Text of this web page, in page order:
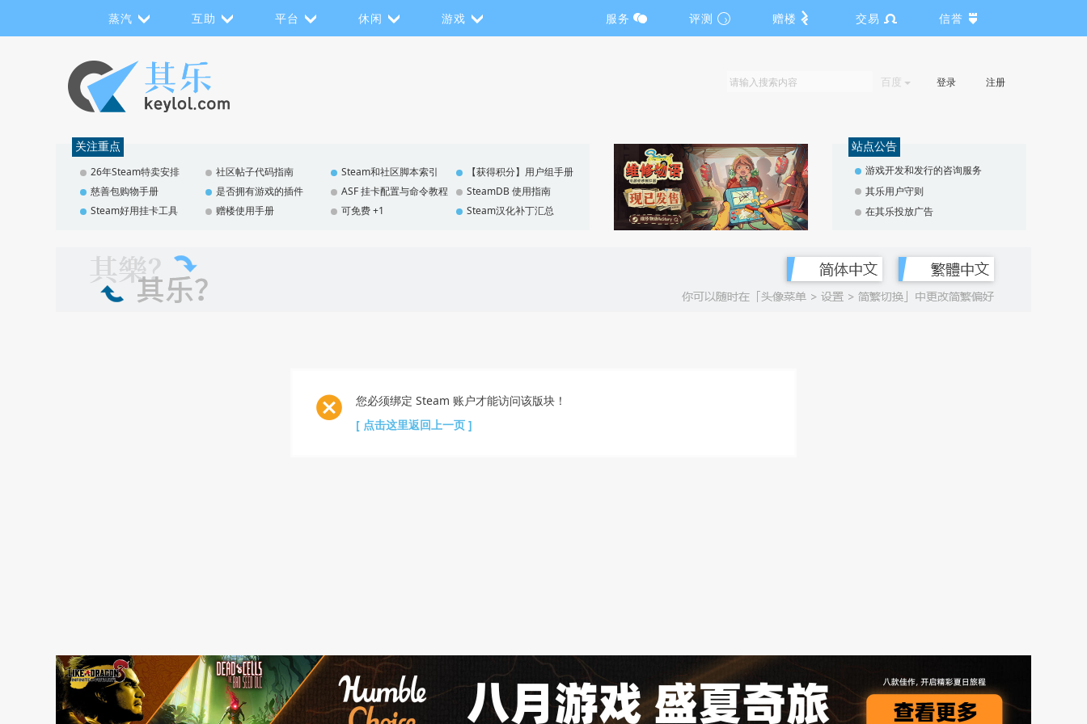
蒸汽 互助 平台 休闲 游戏 服务 评测 赠楼 交易 信誉
百度 登录 注册
关注重点
26年Steam特卖安排 社区帖子代码指南 Steam和社区脚本索引
【获得积分】用户组手册
慈善包购物手册
是否拥有游戏的插件 ASF 挂卡配置与命令教程
SteamDB 使用指南
Steam好用挂卡工具
赠楼使用手册 可免费 +1 Steam汉化补丁汇总
站点公告
游戏开发和发行的咨询服务
其乐用户守则
在其乐投放广告
您必须绑定 Steam 账户才能访问该版块！
[ 点击这里返回上一页 ]